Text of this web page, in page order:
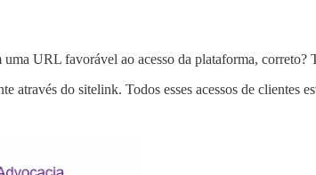
URL favorável ao acesso da plataforma, correto?
do sitelink. Todos esses acessos de clientes